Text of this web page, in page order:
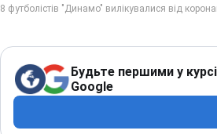
Будьте першими у
Google